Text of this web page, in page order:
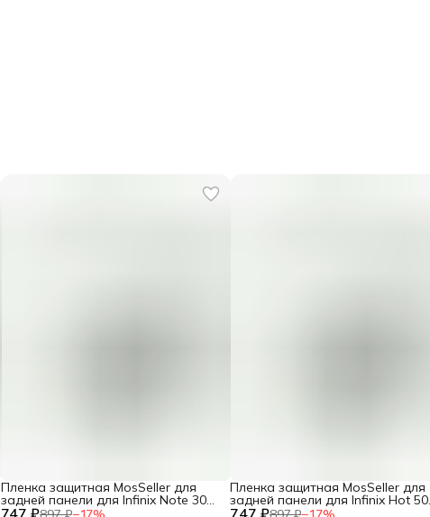
Пленка защитная MosSeller для
задней панели для Infinix Note 30
VIP
Пленка защитная MosSeller для
задней панели для Infinix Hot 50
Pro+ 4G